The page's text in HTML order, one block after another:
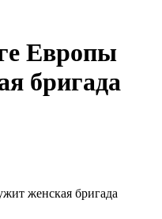
Европы
бригада